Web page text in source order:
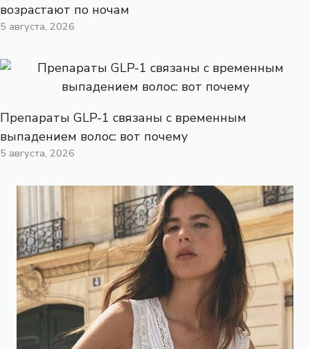
возрастают по ночам
5 августа, 2026
Препараты GLP-1 связаны с временным
выпадением волос: вот почему
5 августа, 2026